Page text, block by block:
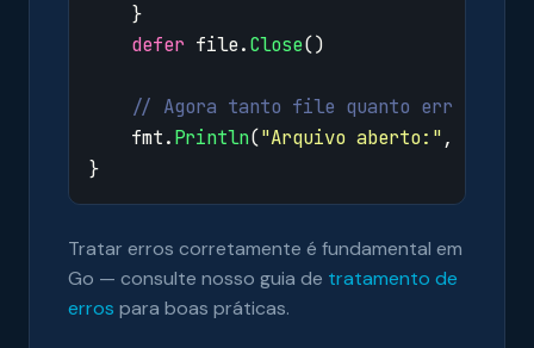
}
defer file.Close()
// Agora tanto file quanto err são
fmt.Println("Arquivo aberto:",
}
Tratar erros corretamente é fundamental em
Go — consulte nosso guia de tratamento de
erros para boas práticas.